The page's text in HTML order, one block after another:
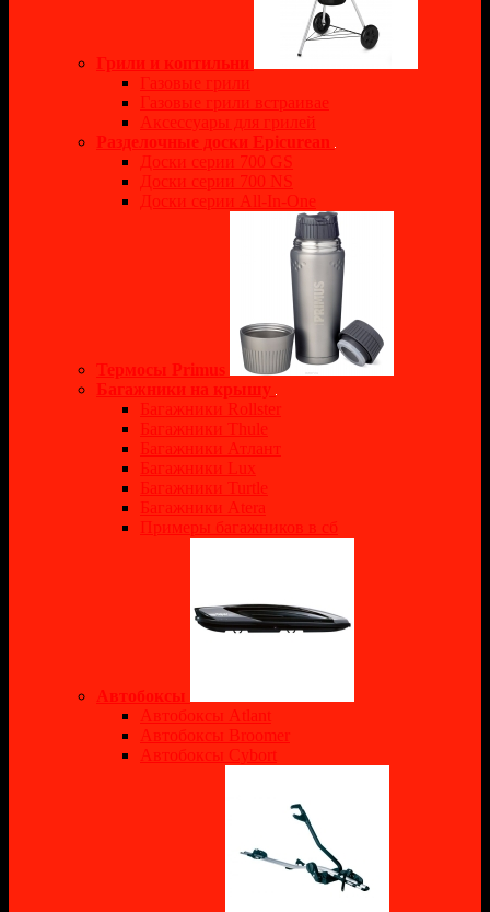
Грили и коптильни
Газовые грили
Газовые грили встраивае
Аксессуары для грилей
Разделочные доски Epicurean
Доски серии 700 GS
Доски серии 700 NS
Доски серии All-In-One
Термосы Primus
Багажники на крышу
Багажники Rollster
Багажники Thule
Багажники Атлант
Багажники Lux
Багажники Turtle
Багажники Atera
Примеры багажников в сб
Автобоксы
Автобоксы Atlant
Автобоксы Broomer
Автобоксы Cybort